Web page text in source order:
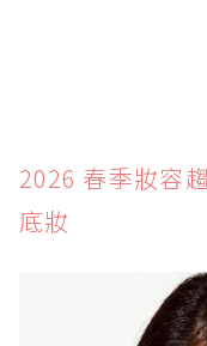
2026 春季妝容
底妝